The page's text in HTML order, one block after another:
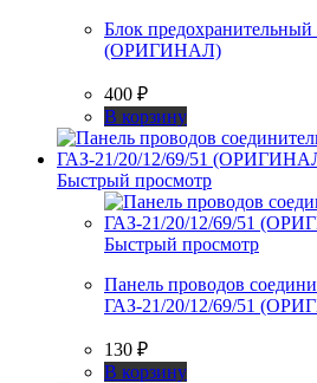
Блок
(ОРИГИНАЛ)
400 ₽
В корзину
Быстрый просмотр
Быстрый просмотр
Панель проводов
ГАЗ-21/20/12/69/51
130 ₽
В корзину